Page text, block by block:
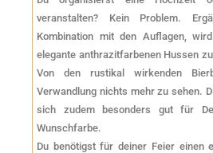
veranstalten? Kein Problem.
Kombination mit den Auflagen,
elegante anthrazitfarbenen Hussen
Von den rustikal wirkenden
Verwandlung nichts mehr zu sehen.
sich zudem besonders gut für
Wunschfarbe.
Du benötigst für deiner Feier einen